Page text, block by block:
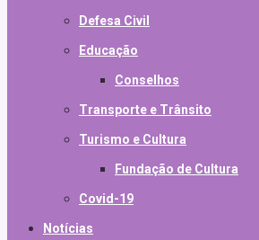
Defesa Civil
Educação
Conselhos
Transporte e Trânsito
Turismo e Cultura
Fundação de Cultura
Covid-19
Notícias